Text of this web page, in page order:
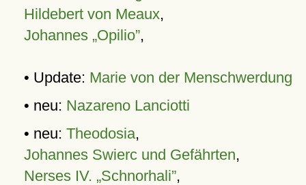
Hildebert von Meaux,
Johannes „Opilio”,
• Update: Marie von der Menschwerdung
• neu: Nazareno Lanciotti
• neu: Theodosia,
Johannes Swierc und Gefährten,
Nerses IV. „Schnorhali”,